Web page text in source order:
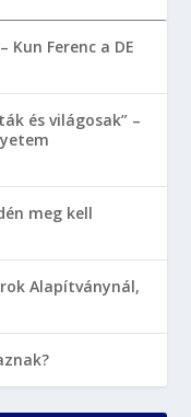
Ferenc a DE
és világosak” –
meg kell
Alapítványnál,